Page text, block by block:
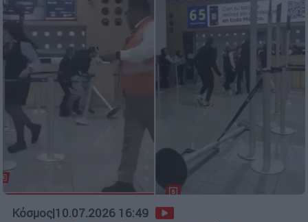
Κόσμος|10.07.2026 16:49